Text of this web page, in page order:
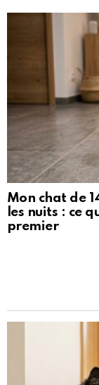
Mon chat de
les nuits : ce
premier